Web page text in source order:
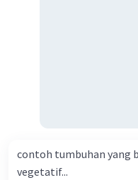
contoh tumbuhan yang
vegetatif...